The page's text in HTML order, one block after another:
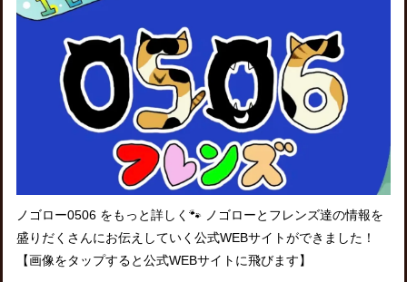
ノゴロー0506 をもっと詳しく🐾 ノゴローとフレンズ達の情報を
盛りだくさんにお伝えしていく公式WEBサイトができました！
【画像をタップすると公式WEBサイトに飛びます】